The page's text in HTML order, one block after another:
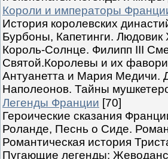
Короли и императоры
История королевских
Бурбоны, Капетинги. Людовик
Король-Солнце. Филипп III
Святой.Королевы и их
Антуанетта и Мария Медичи.
Наполеонов. Тайны
Легенды Франции [70]
Героические сказания
Роланде, Песнь о Сиде.
Романтическая история
Пугающие легенды: